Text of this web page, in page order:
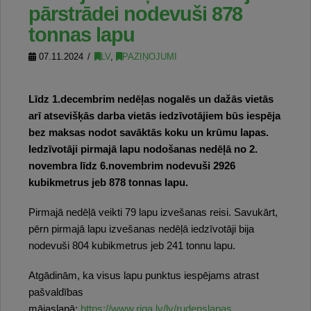
pārstrādei nodevuši 878
tonnas lapu
07.11.2024 LV, PAZIŅOJUMI
Līdz 1.decembrim nedēļas nogalēs un dažās vietās
arī atsevišķās darba vietās iedzīvotājiem būs iespēja
bez maksas nodot savāktās koku un krūmu lapas.
Iedzīvotāji pirmajā lapu nodošanas nedēļā no 2.
novembra līdz 6.novembrim nodevuši 2926
kubikmetrus jeb 878 tonnas lapu.
Pirmajā nedēļā veikti 79 lapu izvešanas reisi. Savukārt,
pērn pirmajā lapu izvešanas nedēļā iedzīvotāji bija
nodevuši 804 kubikmetrus jeb 241 tonnu lapu.
Atgādinām, ka visus lapu punktus iespējams atrast
pašvaldības